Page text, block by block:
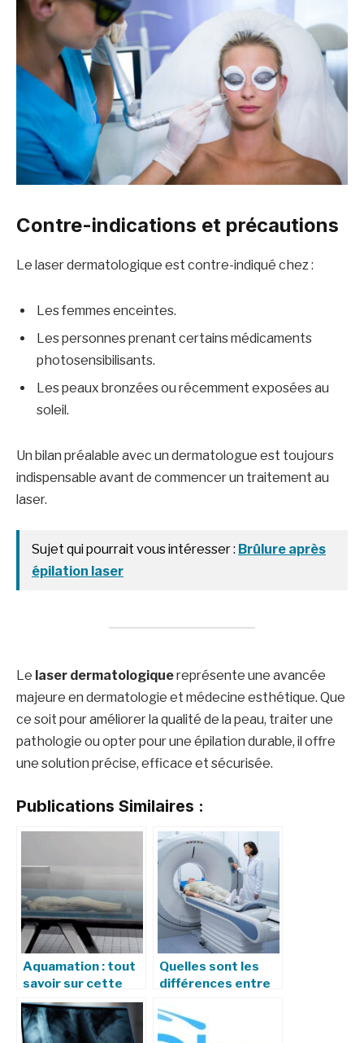
Contre-indications et précautions
Le laser dermatologique est contre-indiqué chez :
Les femmes enceintes.
Les personnes prenant certains médicaments
photosensibilisants.
Les peaux bronzées ou récemment exposées au
soleil.
Un bilan préalable avec un dermatologue est toujours
indispensable avant de commencer un traitement au
laser.
Sujet qui pourrait vous intéresser : Brûlure après
épilation laser
Le laser dermatologiquereprésente une avancée
majeure en dermatologie et médecine esthétique. Que
ce soit pour améliorer la qualité de la peau, traiter une
pathologie ou opter pour une épilation durable, il offre
une solution précise, efficace et sécurisée.
Publications Similaires :
Aquamation : tout
savoir sur cette
alternative
écologique à la
crémation
Quelles sont les
différences entre
et une IRM ?